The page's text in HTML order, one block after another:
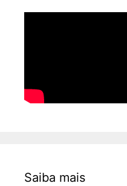
Saiba mais